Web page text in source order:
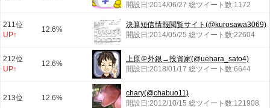
開設日:2014/06/27 総ツイート数:1172
211位
UP↑
12.6%
決算短信情報閲覧サイト(@kurosawa3069)
開設日:2014/05/25 総ツイート数:22604
212位
UP↑
12.6%
上原＠外銀→投資家(@uehara_sato4)
開設日:2018/01/17 総ツイート数:6644
213位 12.6%
chary(@chabuo11)
開設日:2012/10/15 総ツイート数:121908